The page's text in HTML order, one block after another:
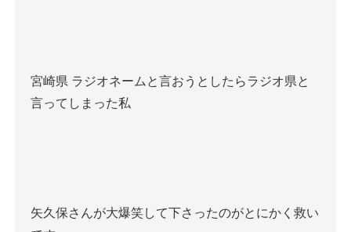
宮崎県 ラジオネームと言おうとしたらラジオ県と
言ってしまった私
矢久保さんが大爆笑して下さったのがとにかく救い